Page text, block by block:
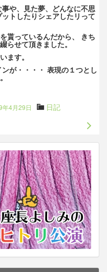
や、見た夢、どんなに不思
トしたりシェアしたリって
貰っているんだから、 きち
らせて頂きました。
ます。
が・・・・ 表現の１つとし
年4月29日
Categories
: 日記